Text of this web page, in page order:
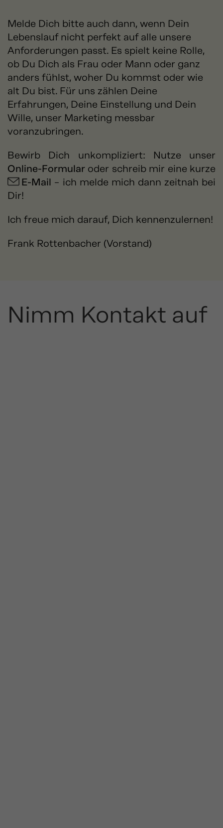
Melde Dich bitte auch dann, wenn Dein
Lebenslauf nicht perfekt auf alle unsere
Anforderungen passt. Es spielt keine Rolle,
ob Du Dich als Frau oder Mann oder ganz
anders fühlst, woher Du kommst oder wie
alt Du bist. Für uns zählen Deine
Erfahrungen, Deine Einstellung und Dein
Wille, unser Marketing messbar
voranzubringen.
Bewirb Dich unkompliziert: Nutze unser
Online-Formular oder schreib mir eine kurze
E-Mail – ich melde mich dann zeitnah bei
Dir!
Ich freue mich darauf, Dich kennenzulernen!
Frank Rottenbacher (Vorstand)
Nimm Kontakt auf